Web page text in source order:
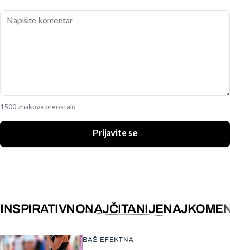
1500 znakova preostalo
Prijavite se
INSPIRATIVNONAJČITANIJE
BAŠ EFEKTNA